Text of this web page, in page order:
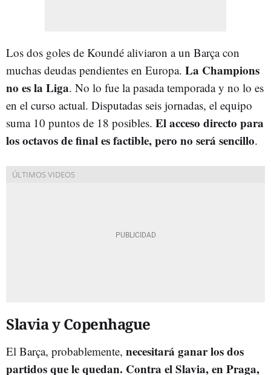
Los dos goles de Koundé aliviaron a un Barça con
muchas deudas pendientes en Europa. La Champions
no es la Liga. No lo fue la pasada temporada y no lo es
en el curso actual. Disputadas seis jornadas, el equipo
suma 10 puntos de 18 posibles. El acceso directo para
los octavos de final es factible, pero no será sencillo.
Slavia y Copenhague
El Barça, probablemente, necesitará ganar los dos
partidos que le quedan. Contra el Slavia, en Praga,